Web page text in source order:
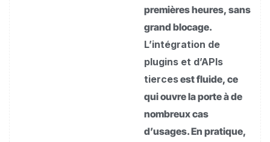
premières heures, sans
grand blocage.
L’intégration de
plugins et d’APIs
tiercesest fluide, ce
qui ouvre la porte à de
nombreux cas
d’usages. En pratique,